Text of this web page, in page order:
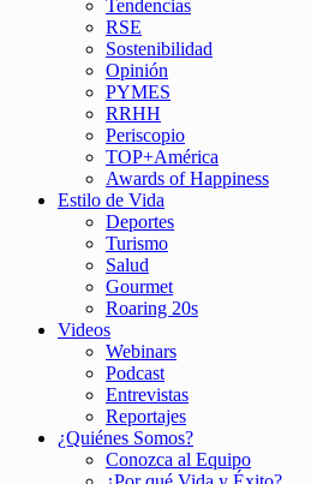
Tendencias
RSE
Sostenibilidad
Opinión
PYMES
RRHH
Periscopio
TOP+América
Awards of Happiness
Estilo de Vida
Deportes
Turismo
Salud
Gourmet
Roaring 20s
Videos
Webinars
Podcast
Entrevistas
Reportajes
¿Quiénes Somos?
Conozca al Equipo